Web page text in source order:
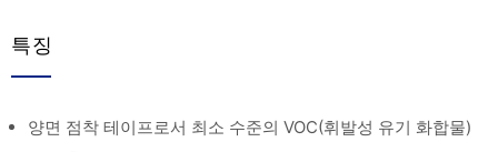
특징
양면 점착 테이프로서 최소 수준의 VOC(휘발성 유기 화합물)